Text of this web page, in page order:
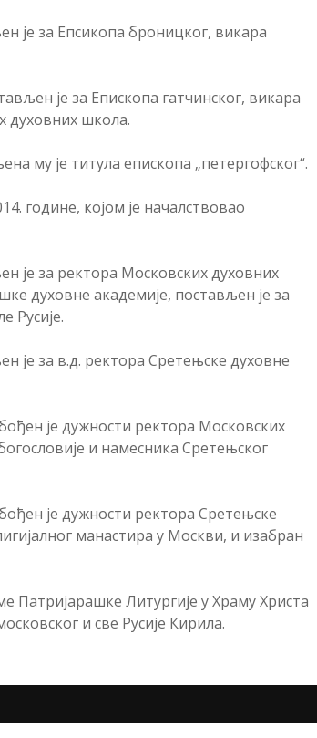
је за Епсикопа броницког, викара
је за Епископа гатчинског, викара
духовних школа.
му је титула епископа „петергофског“.
године, којом је началствовао
је за ректора Московских духовних
духовне академије, постављен је за
Русије.
је за в.д. ректора Сретењске духовне
је дужности ректора Московских
и намесника Сретењског
је дужности ректора Сретењске
манастира у Москви, и изабран
Патријарашке Литургије у Храму Христа
и све Русије Кирила.